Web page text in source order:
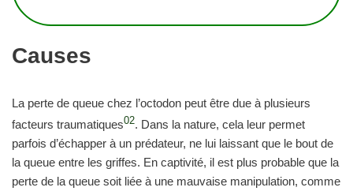
Causes
La perte de queue chez l’octodon peut être due à plusieurs
facteurs traumatiques02. Dans la nature, cela leur permet
parfois d’échapper à un prédateur, ne lui laissant que le bout de
la queue entre les griffes. En captivité, il est plus probable que la
perte de la queue soit liée à une mauvaise manipulation, comme